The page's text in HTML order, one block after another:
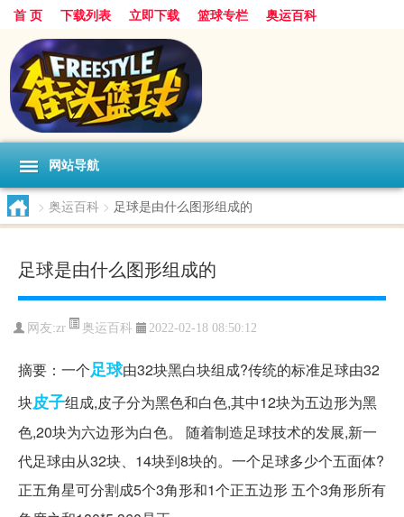
首 页 下载列表 立即下载 篮球专栏 奥运百科
网站导航
> 奥运百科 > 足球是由什么图形组成的
足球是由什么图形组成的
网友:zr 奥运百科 2022-02-18 08:50:12
摘要：一个足球由32块黑白块组成?传统的标准足球由32
块皮子组成,皮子分为黑色和白色,其中12块为五边形为黑
色,20块为六边形为白色。 随着制造足球技术的发展,新一
代足球由从32块、14块到8块的。一个足球多少个五面体?
正五角星可分割成5个3角形和1个正五边形 五个3角形所有